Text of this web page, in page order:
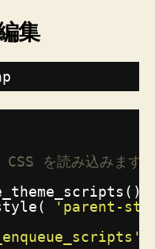
集
を読み込みます
'parent-